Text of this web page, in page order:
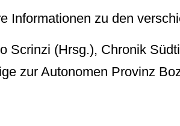
Informationen zu den
Scrinzi (Hrsg.), Chronik
zur Autonomen Provinz